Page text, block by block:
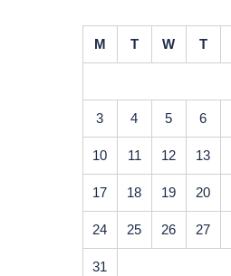
M T W T
3 4 5 6
10 11 12 13
17 18 19 20
24 25 26 27
31